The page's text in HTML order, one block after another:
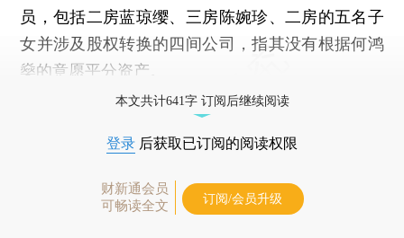
员，包括二房蓝琼缨、三房陈婉珍、二房的五名子
女并涉及股权转换的四间公司，指其没有根据何鸿
燊的意愿平分资产。
本文共计641字 订阅后继续阅读
登录 后获取已订阅的阅读权限
财新通会员
可畅读全文
订阅/会员升级